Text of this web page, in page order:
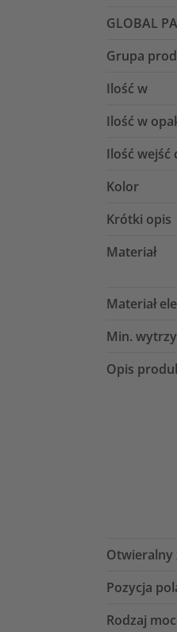
GLOBAL
Grupa
Ilość w
Ilość w
Ilość wejść
Kolor
Krótki opis
Materiał
Materiał
Min.
Opis
Otwieralny
Pozycja
Rodzaj